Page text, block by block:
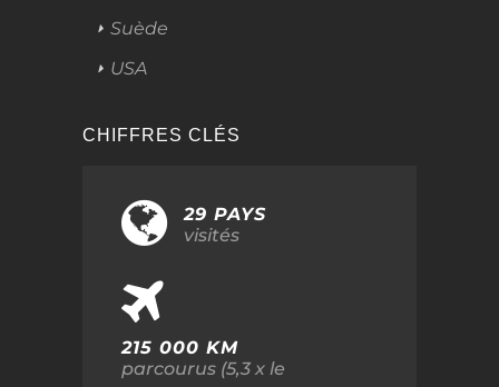
Suède
USA
CHIFFRES CLÉS
29 PAYS
visités
215 000 KM
parcourus (5,3 x le